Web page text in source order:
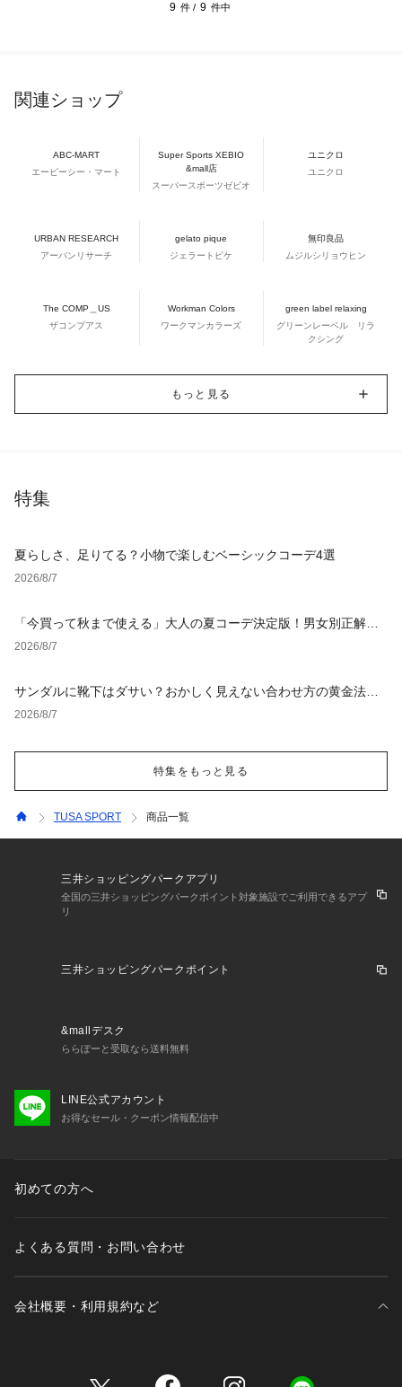
9 件 / 9 件中
関連ショップ
ABC-MART
エービーシー・マート
Super Sports XEBIO
&mall店
スーパースポーツゼビオ
ユニクロ
ユニクロ
URBAN RESEARCH
アーバンリサーチ
gelato pique
ジェラートピケ
無印良品
ムジルシリョウヒン
The COMP＿US
ザコンプアス
Workman Colors
ワークマンカラーズ
green label relaxing
グリーンレーベル リラ
クシング
もっと見る
特集
夏らしさ、足りてる？小物で楽しむベーシックコーデ4選
2026/8/7
「今買って秋まで使える」大人の夏コーデ決定版！男女別正解ス
タイルとNGな着こなし
2026/8/7
サンダルに靴下はダサい？おかしく見えない合わせ方の黄金法則
と男女別おすすめコーデ
2026/8/7
特集をもっと見る
TUSA SPORT 商品一覧
三井ショッピングパークアプリ
全国の三井ショッピングパークポイント対象施設でご利用できるアプ
リ
三井ショッピングパークポイント
&mallデスク
ららぽーと受取なら送料無料
LINE公式アカウント
お得なセール・クーポン情報配信中
初めての方へ
よくある質問・お問い合わせ
会社概要・利用規約など